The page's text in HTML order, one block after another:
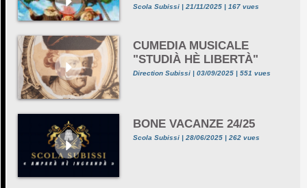
Scola Subissi | 21/11/2025 | 167 vues
CUMEDIA MUSICALE
"STUDIÀ HÈ LIBERTÀ"
Direction Subissi | 03/09/2025 | 551 vues
BONE VACANZE 24/25
Scola Subissi | 28/06/2025 | 262 vues